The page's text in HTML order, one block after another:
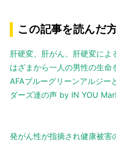
この記事を読んだ
肝硬変、肝がん、肝硬変に
はざまから一人の男性の生命
AFAブルーグリーンアルジー
ダーズ達の声 by IN YOU
発がん性が指摘され健康被害